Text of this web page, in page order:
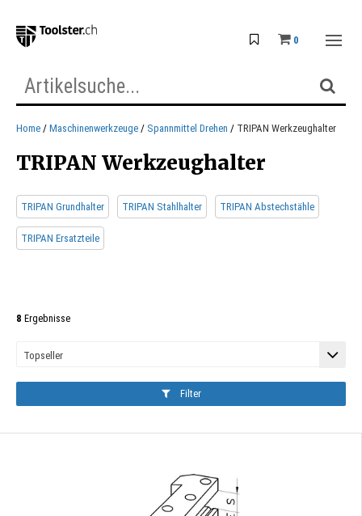
0
Home Maschinenwerkzeuge Spannmittel Drehen TRIPAN Werkzeughalter
TRIPAN Werkzeughalter
TRIPAN Grundhalter TRIPAN Stahlhalter TRIPAN Abstechstähle
TRIPAN Ersatzteile
8 Ergebnisse
Filter